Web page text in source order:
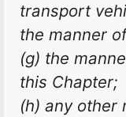
transport
the manner
(g) the
this Chapter;
(h) any other